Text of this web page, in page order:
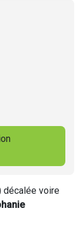
décalée voire